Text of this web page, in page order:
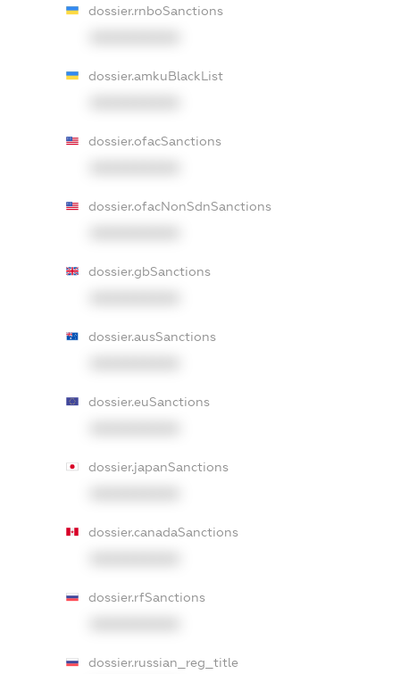
dossier.rnboSanctions
dossier.amkuBlackList
dossier.ofacSanctions
dossier.ofacNonSdnSanctions
dossier.gbSanctions
dossier.ausSanctions
dossier.euSanctions
dossier.japanSanctions
dossier.canadaSanctions
dossier.rfSanctions
dossier.russian_reg_title